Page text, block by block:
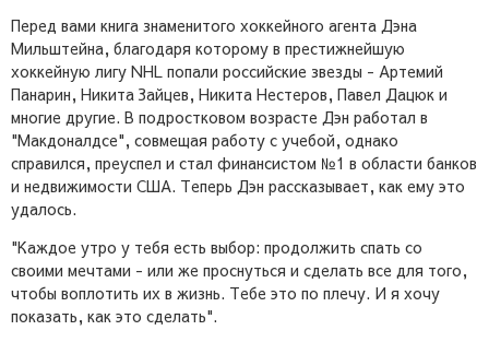
Перед вами книга знаменитого хоккейного агента Дэна
Мильштейна, благодаря которому в престижнейшую
хоккейную лигу NHL попали российские звезды - Артемий
Панарин, Никита Зайцев, Никита Нестеров, Павел Дацюк и
многие другие. В подростковом возрасте Дэн работал в
"Макдоналдсе", совмещая работу с учебой, однако
справился, преуспел и стал финансистом №1 в области банков
и недвижимости США. Теперь Дэн рассказывает, как ему это
удалось.
"Каждое утро у тебя есть выбор: продолжить спать со
своими мечтами - или же проснуться и сделать все для того,
чтобы воплотить их в жизнь. Тебе это по плечу. И я хочу
показать, как это сделать".